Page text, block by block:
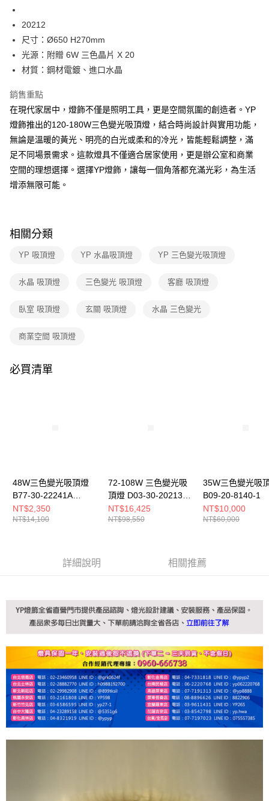
全盈+PAY
AFTEE先享後付
相關說明
【關於「AFTEE先享後付」】
AFTEE先享後付是「在收到商品之後才付款」的支付方式。 讓您購物簡單
１．簡單：不需註冊會員、不需綁卡、不需儲值。
２．便利：只要手機號碼，簡訊認證，即可結帳。
【「AFTEE先享後付」結帳流程】
１．於結帳方式選擇「AFTEE先享後付」後，將跳轉至「AFTEE先享後付」
結帳頁面，進行簡訊認證並確認金額後，即可完成結帳。
２．訂單成立數日內，您將收到繳費通知簡訊。
３．收到繳費通知簡訊後14天內，點擊此簡訊中的連結，可透過四大超商／
後付繳納相關費用。
※ 交易是否成功請以「AFTEE先享後付 」之結帳頁面顯示為準，若有關於
客戶支援中心」
https://netprotections.freshdesk.com/support/home
【注意事項】
權轉讓予恩沛科技股份有限公司。
https://aftee.tw/terms/#terms3
任。
ATM付款
新竹貨運宅配
每筆NT$180，滿NT$5,000(含以上)免運費
20212
尺寸：Ø650 H270mm
光源：附贈 6W 三色晶片 X 20
材質：鋼材電鍍、進口水晶
銷售重點
在現代家居中，燈飾不僅是照明工具，更是空間氛圍的創造者。YP
燈飾推出的120-180W三色變光吸頂燈，結合時尚設計與實用功能，
無論是溫暖的黃光、明亮的白光或柔和的冷光，皆能輕鬆調整，滿
足不同場景需求。這款燈具不僅適合居家使用，更是辦公室和商業
空間的理想選擇。選擇YP燈飾，讓每一個角落都充滿光彩，為生活
增添無限可能。
相關分類
YP 吸頂燈 YP 水晶吸頂燈 YP 三色變光吸頂燈
水晶 吸頂燈 三色變光 吸頂燈 客廳 吸頂燈
臥室 吸頂燈 玄關 吸頂燈 水晶 三色變光
商業空間 吸頂燈
必買清單
48W三色變光吸頂燈
B77-30-22241A
22241B
NT$2,350
NT$14,100
72-108W 三色變光吸
頂燈 D03-30-20213
20214
NT$16,425
NT$98,550
35W三色變光吸
B09-20-8140-1
NT$10,000
NT$60,000
詳細說明 相關推薦